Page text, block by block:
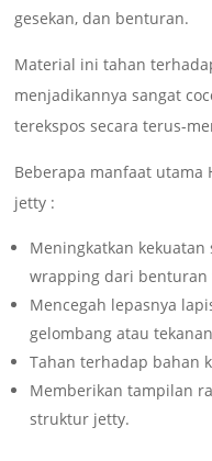
gesekan, dan benturan.
Material ini tahan
menjadikannya sangat
terekspos secara terus-
Beberapa manfaat utama
jetty :
Meningkatkan
wrapping dari benturan
Mencegah lepasnya
gelombang atau
Tahan terhadap bahan
Memberikan tampilan
struktur jetty.